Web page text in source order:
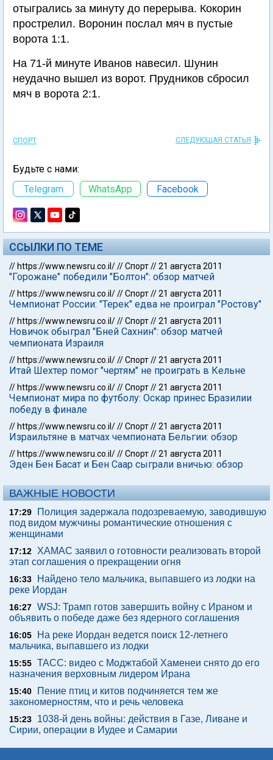
отыгрались за минуту до перерыва. Кокорин
прострелил. Воронин послал мяч в пустые
ворота 1:1.
На 71-й минуте Иванов навесил. Шунин
неудачно вышел из ворот. Прудников сбросил
мяч в ворота 2:1.
СПОРТ СЛЕДУЮЩАЯ СТАТЬЯ
Будьте с нами:
Telegram
WhatsApp Facebook
ССЫЛКИ ПО ТЕМЕ
// https://www.newsru.co.il///Спорт//21 августа 2011
"Горожане" победили "Болтон": обзор матчей
// https://www.newsru.co.il///Спорт//21 августа 2011
Чемпионат России: "Терек" едва не проиграл "Ростову"
// https://www.newsru.co.il///Спорт//21 августа 2011
Новичок обыграл "Бней Сахнин": обзор матчей
чемпионата Израиля
// https://www.newsru.co.il///Спорт//21 августа 2011
Итай Шехтер помог "чертям" не проиграть в Кельне
// https://www.newsru.co.il///Спорт//21 августа 2011
Чемпионат мира по футболу: Оскар принес Бразилии
победу в финале
// https://www.newsru.co.il///Спорт//21 августа 2011
Израильтяне в матчах чемпионата Бельгии: обзор
// https://www.newsru.co.il///Спорт//21 августа 2011
Эден Бен Басат и Бен Саар сыграли вничью: обзор
ВАЖНЫЕ НОВОСТИ
17:29
Полиция задержала подозреваемую, заводившую
под видом мужчины романтические отношения с
женщинами
17:12
ХАМАС заявил о готовности реализовать второй
этап соглашения о прекращении огня
16:33
Найдено тело мальчика, выпавшего из лодки на
реке Иордан
16:27 WSJ: Трамп готов завершить войну с Ираном и
объявить о победе даже без ядерного соглашения
16:05
На реке Иордан ведется поиск 12-летнего
мальчика, выпавшего из лодки
15:55 ТАСС: видео с Моджтабой Хаменеи снято до его
назначения верховным лидером Ирана
15:40
Пение птиц и китов подчиняется тем же
закономерностям, что и речь человека
15:23
1038-й день войны: действия в Газе, Ливане и
Сирии, операции в Иудее и Самарии